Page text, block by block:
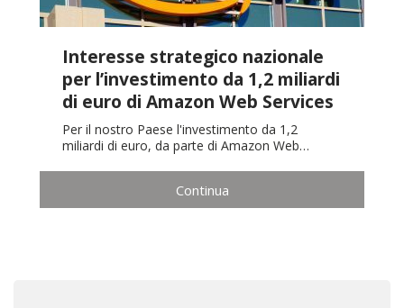
Interesse strategico nazionale
per l’investimento da 1,2 miliardi
di euro di Amazon Web Services
Per il nostro Paese l'investimento da 1,2
miliardi di euro, da parte di Amazon Web…
Continua